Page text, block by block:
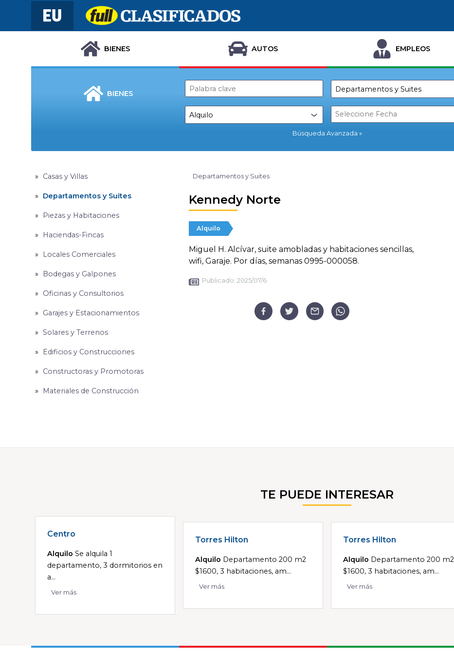
BIENES AUTOS EMPLEOS
BIENES
Búsqueda Avanzada
Casas y Villas
Departamentos y Suites
Piezas y Habitaciones
Haciendas-Fincas
Locales Comerciales
Bodegas y Galpones
Oficinas y Consultorios
Garajes y Estacionamientos
Solares y Terrenos
Edificios y Construcciones
Constructoras y Promotoras
Materiales de Construcción
Departamentos y Suites
Kennedy Norte
Alquilo
Miguel H. Alcívar, suite amobladas y habitaciones sencillas,
wifi, Garaje. Por días, semanas 0995-000058.
Publicado: 2025/07/6
TE PUEDE INTERESAR
Centro
Alquilo Se alquila 1
departamento, 3 dormitorios en
a...
Ver más
Torres Hilton
Alquilo Departamento 200 m2
$1600, 3 habitaciones, am...
Ver más
Torres Hilton
Alquilo Departamento 200 m2
$1600, 3 habitaciones, am...
Ver más